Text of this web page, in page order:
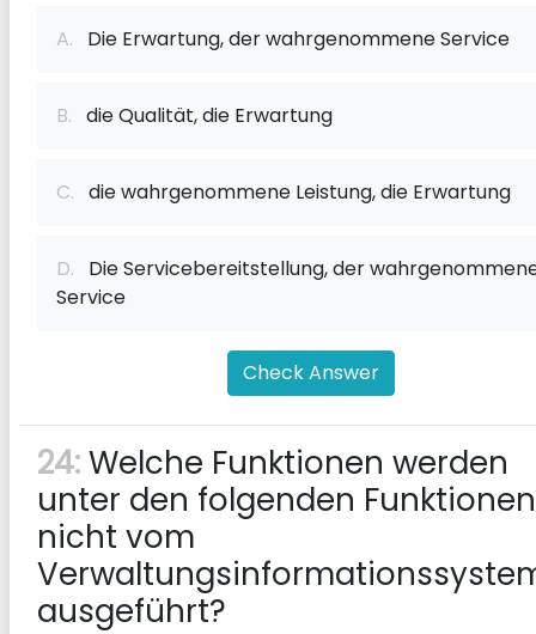
A. Die Erwartung, der wahrgenommene Service
B. die Qualität, die Erwartung
C. die wahrgenommene Leistung, die Erwartung
D. Die Servicebereitstellung, der
Service
Check Answer
24:Welche Funktionen werden
unter den folgenden Funktionen
nicht vom
ausgeführt?